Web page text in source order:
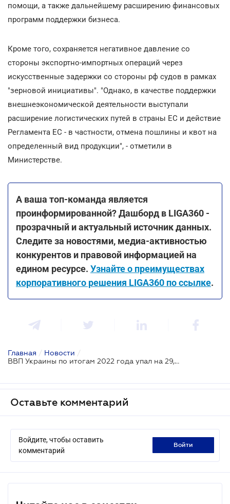
помощи, а также дальнейшему расширению финансовых
программ поддержки бизнеса.
Кроме того, сохраняется негативное давление со
стороны экспортно-импортных операций через
искусственные задержки со стороны рф судов в рамках
"зерновой инициативы". "Однако, в качестве поддержки
внешнеэкономической деятельности выступали
расширение логистических путей в страны ЕС и действие
Регламента ЕС - в частности, отмена пошлины и квот на
определенный вид продукции", - отметили в
Министерстве.
А ваша топ-команда является
проинформированной? Дашборд в LIGA360 -
прозрачный и актуальный источник данных.
Следите за новостями, медиа-активностью
конкурентов и правовой информацией на
едином ресурсе. Узнайте о преимуществах
корпоративного решения LIGA360 по ссылке.
Главная / Новости /
ВВП Украины по итогам 2022 года упал на 29,2% - Минэкономики
Оставьте комментарий
Войдите, чтобы оставить
комментарий
войти